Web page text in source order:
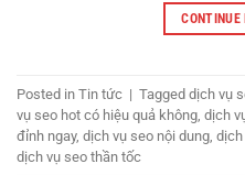
CONTINUE
Posted in Tin tức | Tagged dịch vụ
vụ seo hot có hiệu quả không dịch
đỉnh ngay, dịch vụ seo nội dung dịch
dịch vụ seo thần tốc